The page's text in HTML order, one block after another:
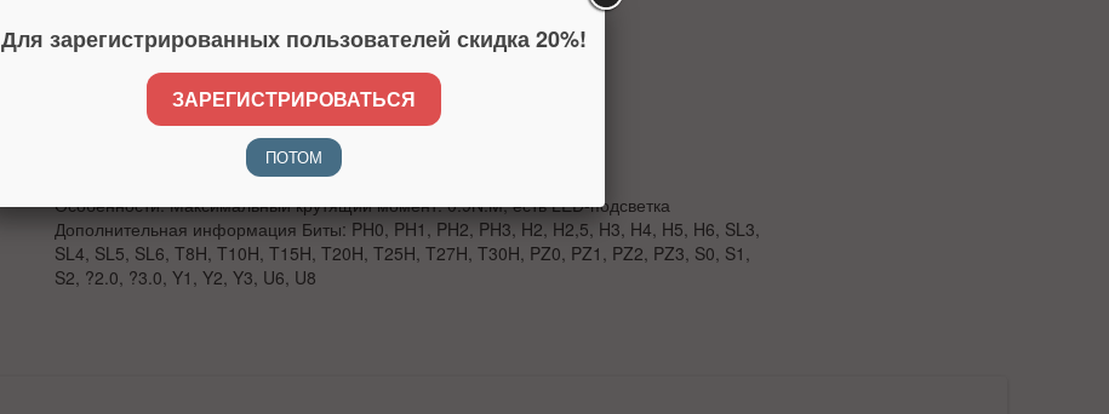
Размеры: 210 х 31 х 31 мм
Источник питания: Перезаряжаемый аккумулятор
Объём аккумулятора (mAh): 1300
Время зарядки (h): 2 ч
Время автономной работы: До 2 ч
Тип разъема для зарядкиUSB-Type-C
Напряжение аккумулятора: 3.7 V
Особенности: Максимальный крутящий момент: 0.9N.M; есть LED-подсветка
Дополнительная информация Биты: PH0, PH1, PH2, PH3, H2, H2,5, H3, H4, H5, H6, SL3,
SL4, SL5, SL6, T8H, T10H, T15H, T20H, T25H, T27H, T30H, PZ0, PZ1, PZ2, PZ3, S0, S1,
S2, ?2.0, ?3.0, Y1, Y2, Y3, U6, U8
Для зарегистрированных пользователей скидка 20%!
ЗАРЕГИСТРИРОВАТЬСЯ
ПОТОМ